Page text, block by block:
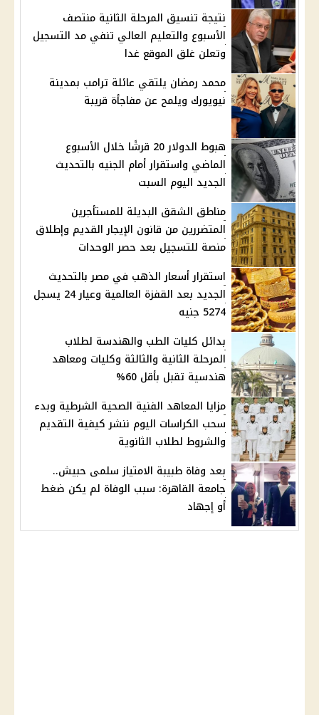
نتيجة تنسيق المرحلة الثانية منتصف
الأسبوع والتعليم العالي تنفي مد التسجيل
وتعلن غلق الموقع غدا
محمد رمضان يلتقي عائلة ترامب بمدينة
نيويورك ويلمح عن مفاجأة قريبة
هبوط الدولار 20 قرشًا خلال الأسبوع
الماضي واستقرار أمام الجنيه بالتحديث
الجديد اليوم السبت
مناطق الشقق البديلة للمستأجرين
المتضررين من قانون الإيجار القديم وإطلاق
منصة للتسجيل بعد حصر الوحدات
استقرار أسعار الذهب في مصر بالتحديث
الجديد بعد القفزة العالمية وعيار 24 يسجل
5274 جنيه
بدائل كليات الطب والهندسة لطلاب
المرحلة الثانية والثالثة وكليات ومعاهد
هندسية تقبل بأقل 60%
مزايا المعاهد الفنية الصحية الشرطية وبدء
سحب الكراسات اليوم ننشر كيفية التقديم
والشروط لطلاب الثانوية
بعد وفاة طبيبة الامتياز سلمى حبيش..
جامعة القاهرة: سبب الوفاة لم يكن ضغط
أو إجهاد